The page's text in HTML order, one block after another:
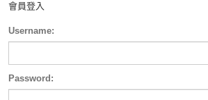
會員登入
Username:
Password: